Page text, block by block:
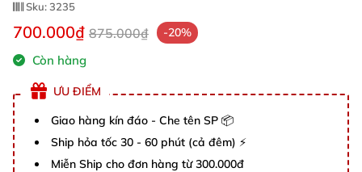
Sku:3235
700.000₫ 875.000₫ -20%
Còn hàng
ƯU ĐIỂM
Giao hàng kín đáo - Che tên SP 📦
Ship hỏa tốc 30 - 60 phút (cả đêm) ⚡
Miễn Ship cho đơn hàng từ 300.000đ